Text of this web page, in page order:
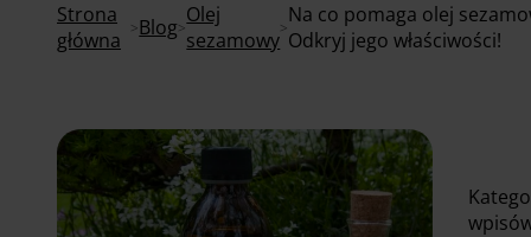
Strona
główna
Blog Olej
sezamowy
Na co pomaga olej
Odkryj jego właściwości!